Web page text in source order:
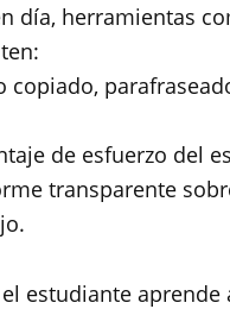
día, herramientas
copiado,
de esfuerzo del
transparente
estudiante aprende